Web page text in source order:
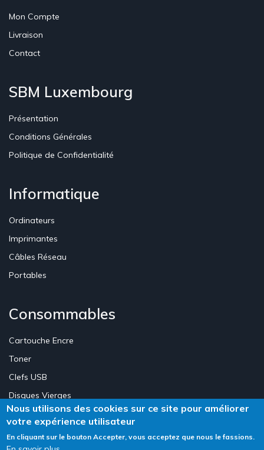
Mon Compte
Livraison
Contact
SBM Luxembourg
Présentation
Conditions Générales
Politique de Confidentialité
Informatique
Ordinateurs
Imprimantes
Câbles Réseau
Portables
Consommables
Cartouche Encre
Toner
Clefs USB
Disques Vierges
Création Site E-commerce Luxembourg - Neweb Creations
Nous utilisons des cookies sur ce site pour améliorer
votre expérience utilisateur
En cliquant sur le bouton Accepter, vous acceptez que nous le fassions.